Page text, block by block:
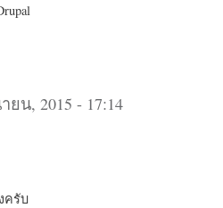
ยน, 2015 - 17:14
ครับ